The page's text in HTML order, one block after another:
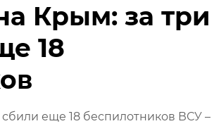
Крым: за три
18
еще 18 беспилотников ВСУ –